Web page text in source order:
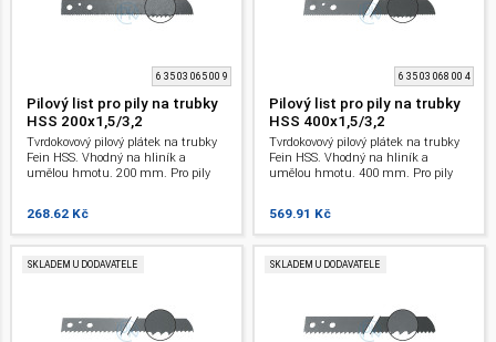
6 35 03 065 00 9
Pilový list pro pily na trubky
HSS 200x1,5/3,2
Tvrdokovový pilový plátek na trubky
Fein HSS. Vhodný na hliník a
umělou hmotu. 200 mm. Pro pily
268.62 Kč
6 35 03 068 00 4
Pilový list pro pily na trubky
HSS 400x1,5/3,2
Tvrdokovový pilový plátek na trubky
Fein HSS. Vhodný na hliník a
umělou hmotu. 400 mm. Pro pily
569.91 Kč
SKLADEM U DODAVATELE SKLADEM U DODAVATELE